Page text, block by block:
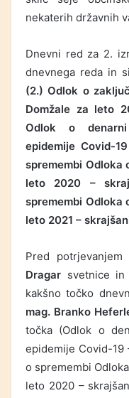
nekaterih državnih
Dnevni red za 2.
dnevnega reda in
(2.) Odlok o
Domžale za leto
Odlok o
epidemije Covid-
spremembi Odloka
leto 2020 –
spremembi Odloka
leto 2021 –
Pred
Dragar svetnice
kakšno točko
mag. Branko
točka (Odlok o
epidemije Covid-19
o spremembi
leto 2020 –